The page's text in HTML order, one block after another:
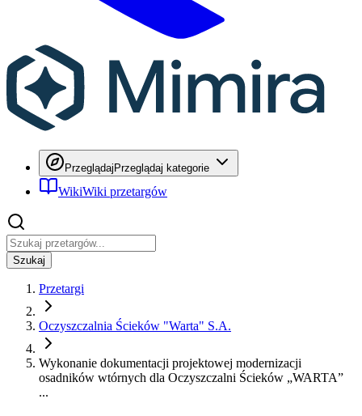
PrzeglądajPrzeglądaj kategorie
WikiWiki przetargów
Szukaj
Przetargi
Oczyszczalnia Ścieków "Warta" S.A.
Wykonanie dokumentacji projektowej modernizacji
osadników wtórnych dla Oczyszczalni Ścieków „WARTA”
...